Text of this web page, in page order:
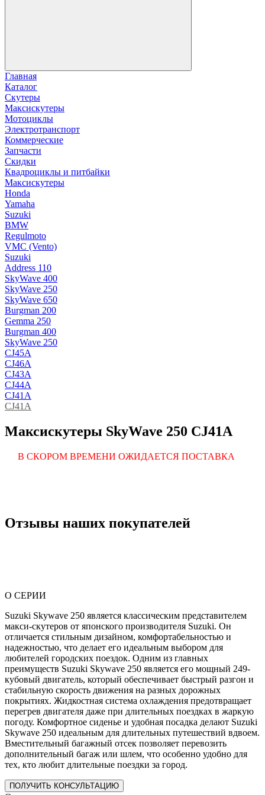
Главная
Каталог
Скутеры
Максискутеры
Мотоциклы
Электротранспорт
Коммерческие
Запчасти
Скидки
Квадроциклы и питбайки
Максискутеры
Honda
Yamaha
Suzuki
BMW
Regulmoto
VMC (Vento)
Suzuki
Address 110
SkyWave 400
SkyWave 250
SkyWave 650
Burgman 200
Gemma 250
Burgman 400
SkyWave 250
CJ45A
CJ46A
CJ43A
CJ44A
CJ41A
CJ41A
Максискутеры SkyWave 250 CJ41A
В СКОРОМ ВРЕМЕНИ ОЖИДАЕТСЯ ПОСТАВКА
Отзывы наших покупателей
О СЕРИИ
Suzuki Skywave 250 является классическим представителем
макси-скутеров от японского производителя Suzuki. Он
отличается стильным дизайном, комфортабельностью и
надежностью, что делает его идеальным выбором для
любителей городских поездок. Одним из главных
преимуществ Suzuki Skywave 250 является его мощный 249-
кубовый двигатель, который обеспечивает быстрый разгон и
стабильную скорость движения на разных дорожных
покрытиях. Жидкостная система охлаждения предотвращает
перегрев двигателя даже при длительных поездках в жаркую
погоду. Комфортное сиденье и удобная посадка делают Suzuki
Skywave 250 идеальным для длительных путешествий вдвоем.
Вместительный багажный отсек позволяет перевозить
дополнительный багаж или шлем, что особенно удобно для
тех, кто любит длительные поездки за город.
ПОЛУЧИТЬ КОНСУЛЬТАЦИЮ